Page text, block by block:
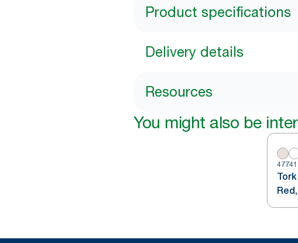
Product specifications
Delivery details
Resources
You might also be